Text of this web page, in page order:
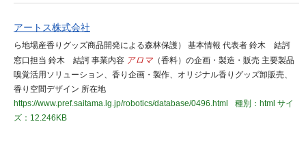
アートス株式会社
ら地場産香りグッズ商品開発による森林保護） 基本情報 代表者 鈴木 結訶
窓口担当 鈴木 結訶 事業内容 アロマ （香料）の企画・製造・販売 主要製品
嗅覚活用ソリューション、香り企画・製作、オリジナル香りグッズ卸販売、
香り空間デザイン 所在地
https://www.pref.saitama.lg.jp/robotics/database/0496.html
種別：html サイ
ズ：12.246KB